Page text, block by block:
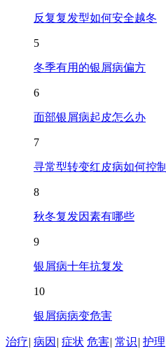
反复复发型如何安全越冬
5
冬季有用的银屑病偏方
6
面部银屑病起皮怎么办
7
寻常型转变红皮病如何控制
8
秋冬复发因素有哪些
9
银屑病十年抗复发
10
银屑病病变危害
治疗| 病因 | 症状 危害| 常识| 护理